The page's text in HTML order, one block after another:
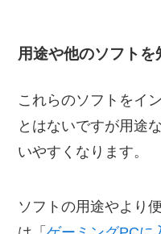
用途や他のソフトを
これらのソフトをイ
とはないですが用途
いやすくなります。
ソフトの用途やより